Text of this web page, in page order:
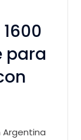
para
Argentina